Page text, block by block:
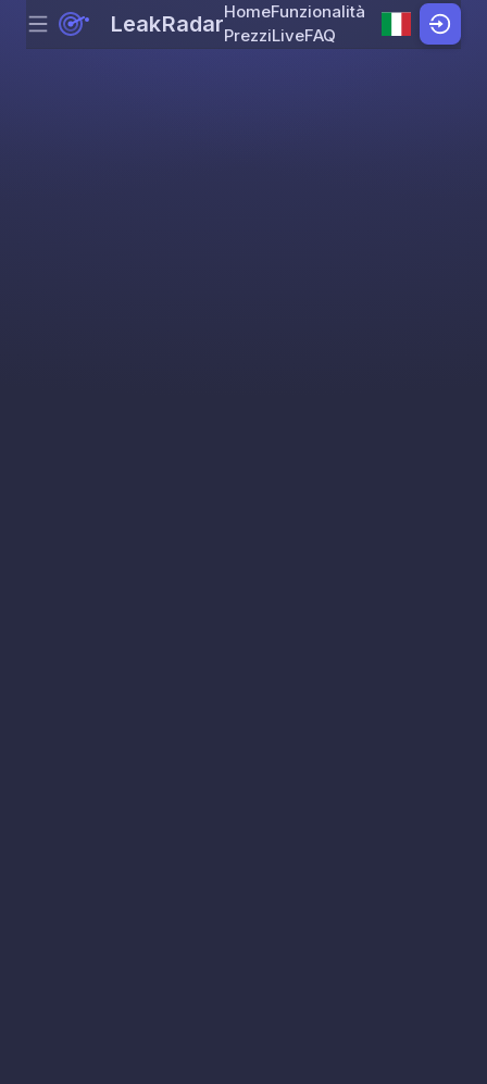
Skip to content
Menu LeakRadarHomeFunzionalità
PrezziLiveFAQ